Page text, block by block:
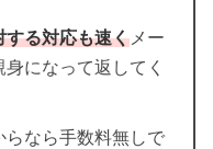
する対応も速く メー
になって返してく
らなら手数料無しで